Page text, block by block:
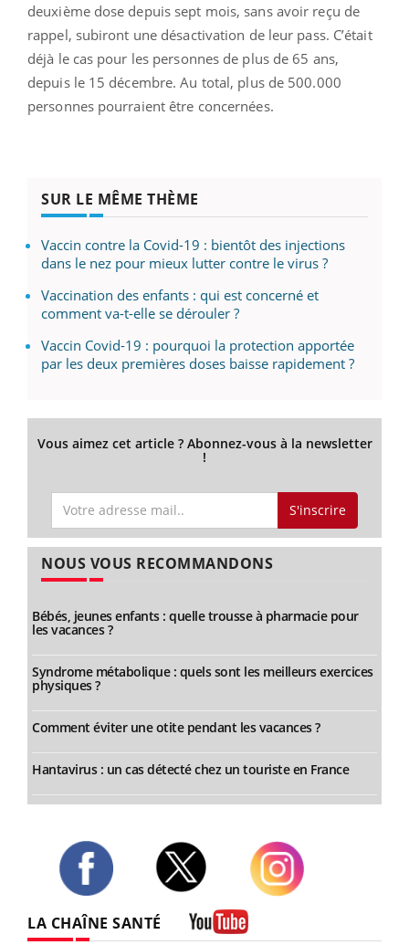
deuxième dose depuis sept mois, sans avoir reçu de
rappel, subiront une désactivation de leur pass. C’était
déjà le cas pour les personnes de plus de 65 ans,
depuis le 15 décembre. Au total, plus de 500.000
personnes pourraient être concernées.
SUR LE MÊME THÈME
Vaccin contre la Covid-19 : bientôt des injections
dans le nez pour mieux lutter contre le virus ?
Vaccination des enfants : qui est concerné et
comment va-t-elle se dérouler ?
Vaccin Covid-19 : pourquoi la protection apportée
par les deux premières doses baisse rapidement ?
Vous aimez cet article ? Abonnez-vous à la newsletter
!
S'inscrire
NOUS VOUS RECOMMANDONS
Bébés, jeunes enfants : quelle trousse à pharmacie pour
les vacances ?
Syndrome métabolique : quels sont les meilleurs exercices
physiques ?
Comment éviter une otite pendant les vacances ?
Hantavirus : un cas détecté chez un touriste en France
LA CHAÎNE SANTÉ